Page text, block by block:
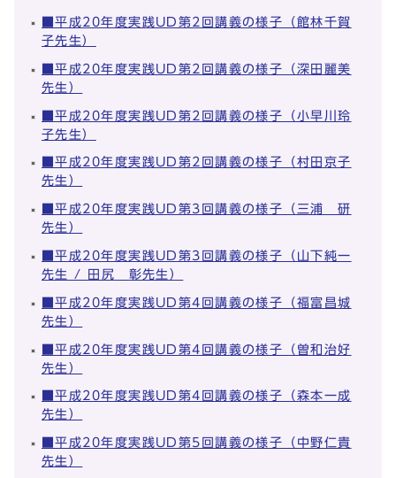
■平成20年度実践UD第2回講義の様子（館林千賀
子先生）
■平成20年度実践UD第2回講義の様子（深田麗美
先生）
■平成20年度実践UD第2回講義の様子（小早川玲
子先生）
■平成20年度実践UD第2回講義の様子（村田京子
先生）
■平成20年度実践UD第3回講義の様子（三浦 研
先生）
■平成20年度実践UD第3回講義の様子（山下純一
先生 / 田尻 彰先生）
■平成20年度実践UD第4回講義の様子（福富昌城
先生）
■平成20年度実践UD第4回講義の様子（曽和治好
先生）
■平成20年度実践UD第4回講義の様子（森本一成
先生）
■平成20年度実践UD第5回講義の様子（中野仁貴
先生）